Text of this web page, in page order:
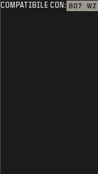
COMPATIBILE CON: BO7 WZ